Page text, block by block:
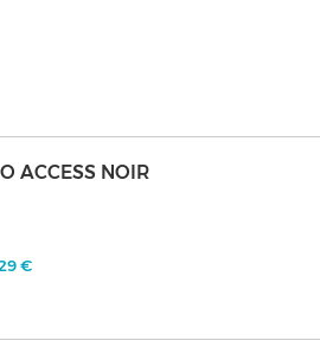
ACCESS NOIR
€